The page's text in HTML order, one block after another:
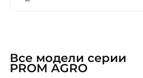
В реестре Минпромторга
Все модели серии
PROM AGRO